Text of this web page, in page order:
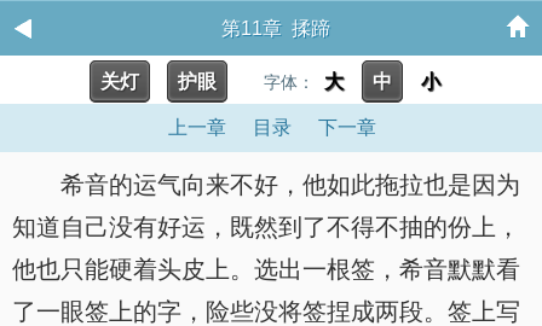
第11章 揉蹄
关灯 护眼 字体： 大 中 小
上一章 目录 下一章
希音的运气向来不好，他如此拖拉也是因为
知道自己没有好运，既然到了不得不抽的份上，
他也只能硬着头皮上。选出一根签，希音默默看
了一眼签上的字，险些没将签捏成两段。签上写